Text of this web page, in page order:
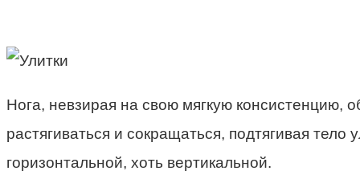
Нога, невзирая на свою мягкую консистенцию,
растягиваться и сокращаться, подтягивая
горизонтальной, хоть вертикальной.